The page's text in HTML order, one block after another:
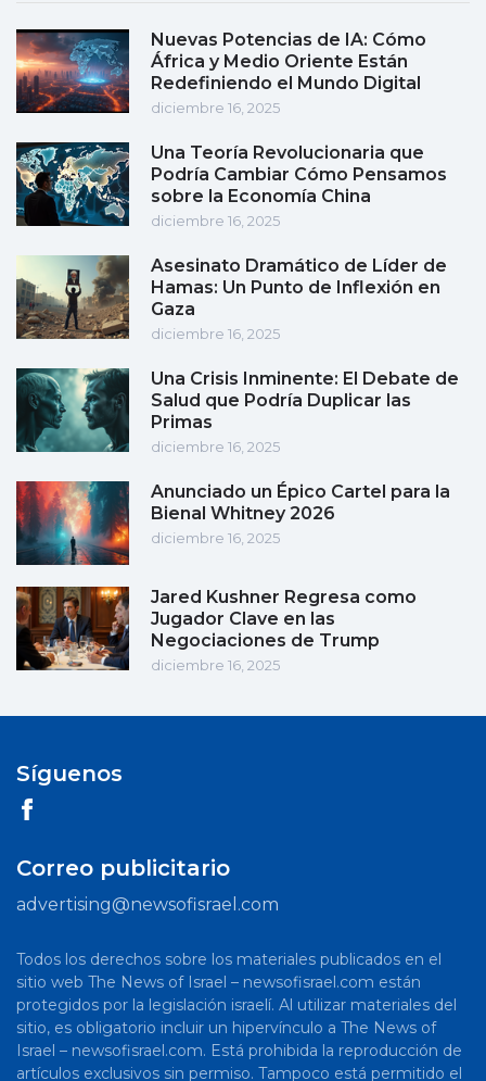
Nuevas Potencias de IA: Cómo
África y Medio Oriente Están
Redefiniendo el Mundo Digital
diciembre 16, 2025
Una Teoría Revolucionaria que
Podría Cambiar Cómo Pensamos
sobre la Economía China
diciembre 16, 2025
Asesinato Dramático de Líder de
Hamas: Un Punto de Inflexión en
Gaza
diciembre 16, 2025
Una Crisis Inminente: El Debate de
Salud que Podría Duplicar las
Primas
diciembre 16, 2025
Anunciado un Épico Cartel para la
Bienal Whitney 2026
diciembre 16, 2025
Jared Kushner Regresa como
Jugador Clave en las
Negociaciones de Trump
diciembre 16, 2025
Síguenos
Correo publicitario
advertising@newsofisrael.com
Todos los derechos sobre los materiales publicados en el
sitio web The News of Israel – newsofisrael.com están
protegidos por la legislación israelí. Al utilizar materiales del
sitio, es obligatorio incluir un hipervínculo a The News of
Israel – newsofisrael.com. Está prohibida la reproducción de
artículos exclusivos sin permiso. Tampoco está permitido el